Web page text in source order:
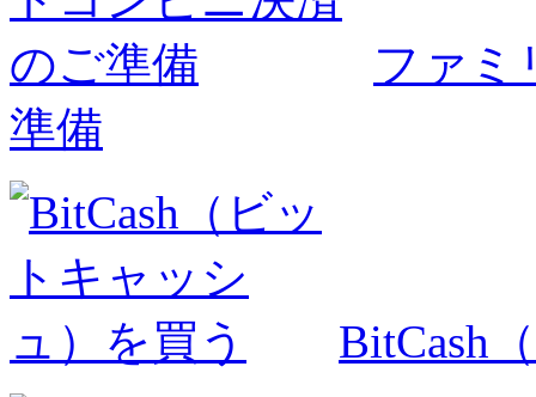
ファミ
準備
BitCash